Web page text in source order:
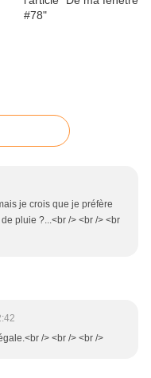
je crois que je préfère
pluie ?...<br /> <br /> <br
/> <br /> <br />